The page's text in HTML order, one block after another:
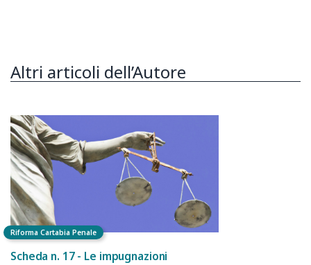
Altri articoli dell’Autore
Riforma Cartabia Penale
Scheda n. 17 - Le impugnazioni